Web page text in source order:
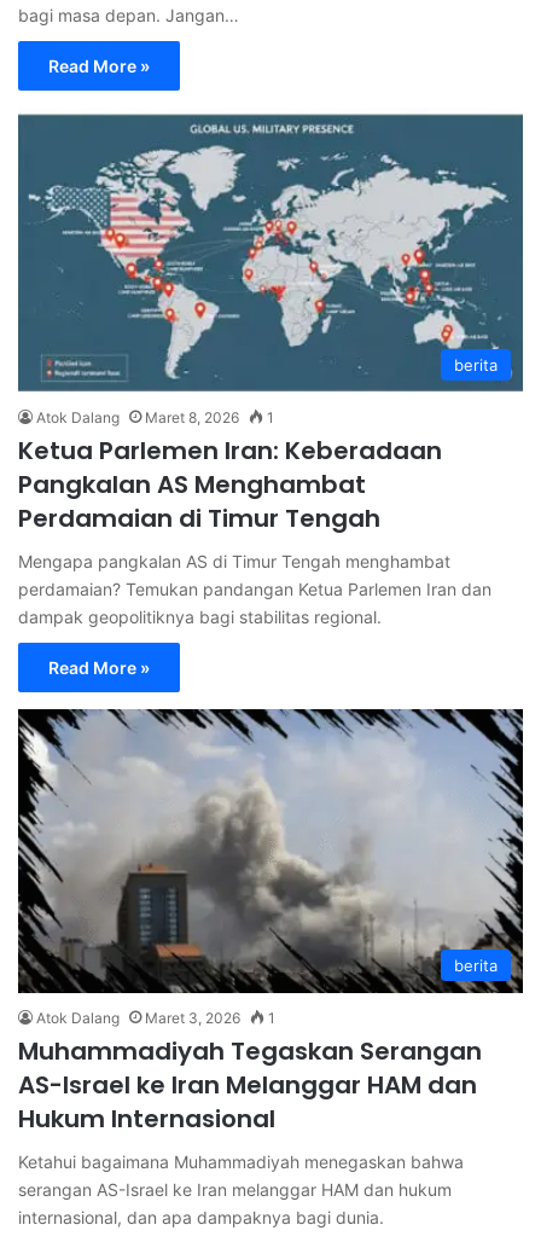
bagi masa depan. Jangan…
Read More »
berita
Atok Dalang Maret 8, 2026 1
Ketua Parlemen Iran: Keberadaan
Pangkalan AS Menghambat
Perdamaian di Timur Tengah
Mengapa pangkalan AS di Timur Tengah menghambat
perdamaian? Temukan pandangan Ketua Parlemen Iran dan
dampak geopolitiknya bagi stabilitas regional.
Read More »
berita
Atok Dalang Maret 3, 2026 1
Muhammadiyah Tegaskan Serangan
AS-Israel ke Iran Melanggar HAM dan
Hukum Internasional
Ketahui bagaimana Muhammadiyah menegaskan bahwa
serangan AS-Israel ke Iran melanggar HAM dan hukum
internasional, dan apa dampaknya bagi dunia.